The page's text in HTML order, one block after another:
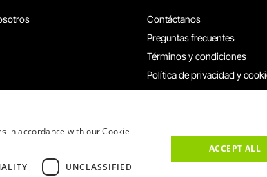
eventos
Contáctanos
Preguntas frecuentes
Términos y condiciones
Política de privacidad y
Trabaja con nosotros
in accordance with our Cookie
UNCLASSIFIED
ACCEPT ALL